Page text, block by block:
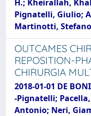
H.; Kheirallah,
Pignatelli, Giulio;
Martinotti,
OUTCAMES
REPOSITION-
CHIRURGIA
2018-01-01 DE
-Pignatelli;
Antonio; Neri,